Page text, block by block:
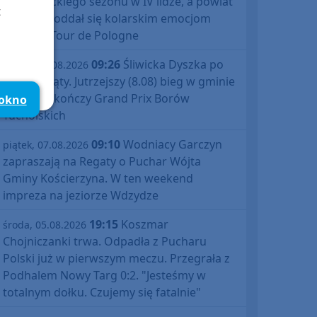
bytowski oddał się kolarskim emocjom
podczas Tour de Pologne
piątek, 07.08.2026 09:26 Śliwicka Dyszka po
raz dziesiąty. Jutrzejszy (8.08) bieg w gminie
Śliwice zakończy Grand Prix Borów
Tucholskich
piątek, 07.08.2026 09:10Wodniacy Garczyn
zapraszają na Regaty o Puchar Wójta
Gminy Kościerzyna. W ten weekend
impreza na jeziorze Wdzydze
środa, 05.08.2026 19:15 Koszmar
Chojniczanki trwa. Odpadła z Pucharu
Polski już w pierwszym meczu. Przegrała z
Podhalem Nowy Targ 0:2. "Jesteśmy w
totalnym dołku. Czujemy się fatalnie"